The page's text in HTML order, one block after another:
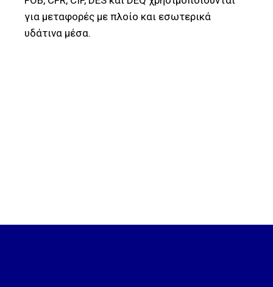
για μεταφορές με πλοίο και εσωτερικά
υδάτινα μέσα.